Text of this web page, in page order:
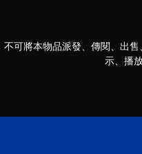
可將本物品派發、傳閱、出
示、播